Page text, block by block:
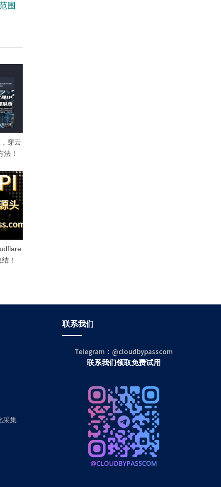
围
穿云
法！
！
采集
联系我们
Telegram：@cloudbypasscom
联系我们领取免费试用